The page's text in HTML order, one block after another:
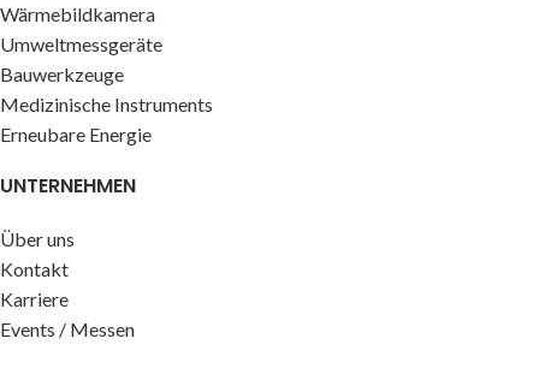
Wärmebildkamera
Umweltmessgeräte
Bauwerkzeuge
Medizinische Instruments
Erneubare Energie
UNTERNEHMEN
Über uns
Kontakt
Karriere
Events / Messen